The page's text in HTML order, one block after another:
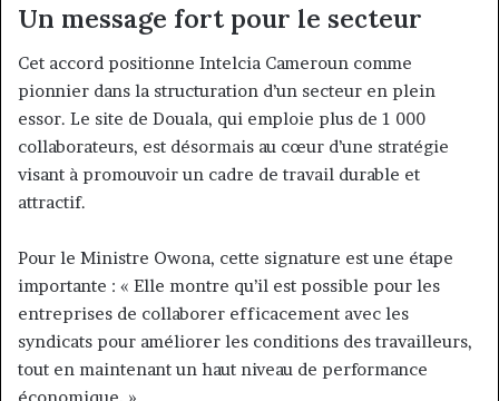
Un message fort pour le secteur
Cet accord positionne Intelcia Cameroun comme
pionnier dans la structuration d’un secteur en plein
essor. Le site de Douala, qui emploie plus de 1 000
collaborateurs, est désormais au cœur d’une stratégie
visant à promouvoir un cadre de travail durable et
attractif.
Pour le Ministre Owona, cette signature est une étape
importante : « Elle montre qu’il est possible pour les
entreprises de collaborer efficacement avec les
syndicats pour améliorer les conditions des travailleurs,
tout en maintenant un haut niveau de performance